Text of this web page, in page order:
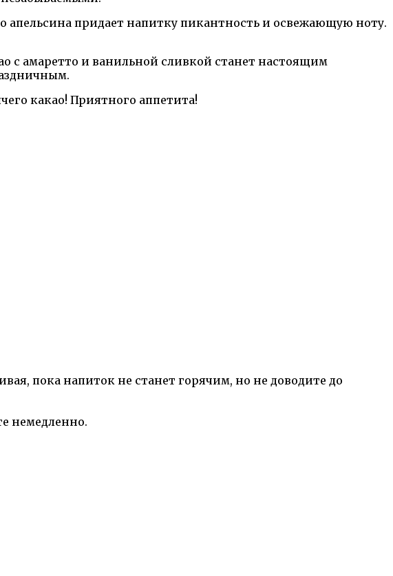
апельсина придает напитку пикантность и освежающую ноту.
с амаретто и ванильной сливкой станет настоящим
какао! Приятного аппетита!
пока напиток не станет горячим, но не доводите до
немедленно.